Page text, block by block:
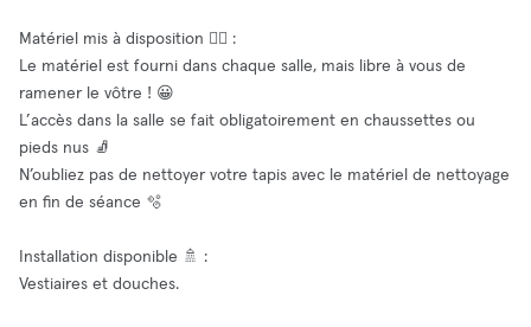
Matériel mis à disposition 🧘‍♂️ :
Le matériel est fourni dans chaque salle, mais libre à vous de
ramener le vôtre ! 😀
L’accès dans la salle se fait obligatoirement en chaussettes ou
pieds nus 🧦
N’oubliez pas de nettoyer votre tapis avec le matériel de nettoyage
en fin de séance 🫧
Installation disponible 🚿 :
Vestiaires et douches.